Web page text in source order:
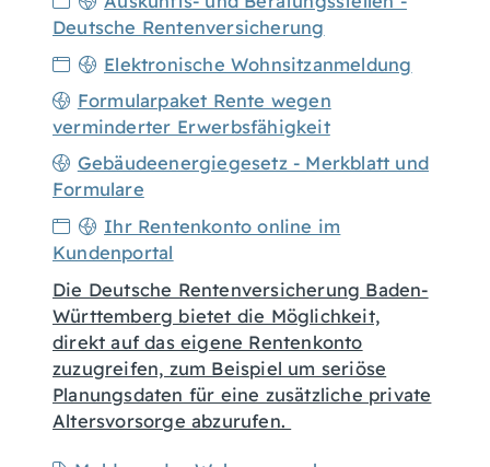
Deutsche Rentenversicherung
Elektronische Wohnsitzanmeldung
Formularpaket Rente wegen
verminderter Erwerbsfähigkeit
Gebäudeenergiegesetz - Merkblatt und
Formulare
Ihr Rentenkonto online im
Kundenportal
Die Deutsche Rentenversicherung Baden-
Württemberg bietet die Möglichkeit,
direkt auf das eigene Rentenkonto
zuzugreifen, zum Beispiel um seriöse
Planungsdaten für eine zusätzliche private
Altersvorsorge abzurufen.